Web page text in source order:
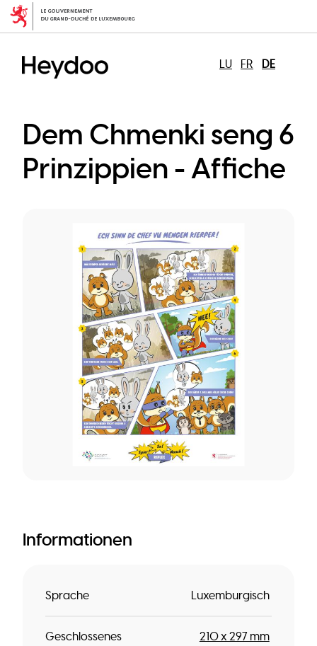
Direkt
zum
LU
FR DE
Dem Chmenki seng 6
Prinzippien - Affiche
Informationen
Sprache Luxemburgisch
Geschlossenes
210 x 297 mm